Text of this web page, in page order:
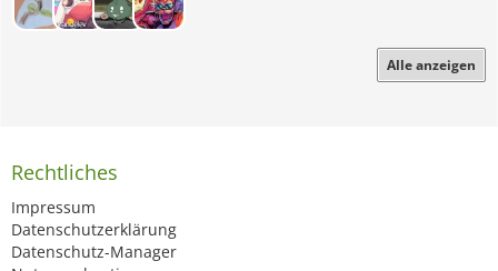
Alle anzeigen
Rechtliches
Impressum
Datenschutzerklärung
Datenschutz-Manager